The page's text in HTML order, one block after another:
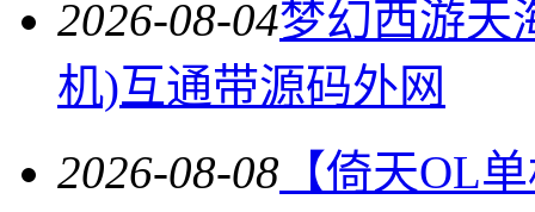
2026-08-04梦幻西游天
机)互通带源码外网
2026-08-08 【倚天OL